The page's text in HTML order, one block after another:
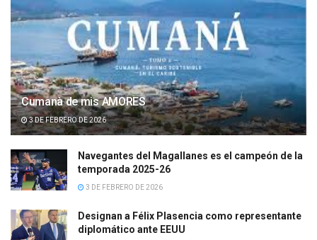
Cumanà de mis AMORES
3 DE FEBRERO DE 2026
Navegantes del Magallanes es el campeón de la
temporada 2025-26
3 DE FEBRERO DE 2026
Designan a Félix Plasencia como representante
diplomático ante EEUU